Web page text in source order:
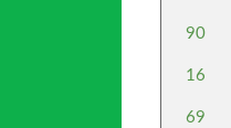
90
16
69